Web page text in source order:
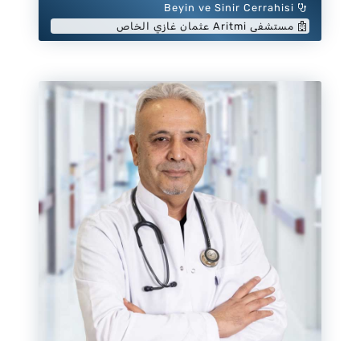
Beyin ve Sinir Cerrahisi
مستشفى Aritmi عثمان غازي الخاص